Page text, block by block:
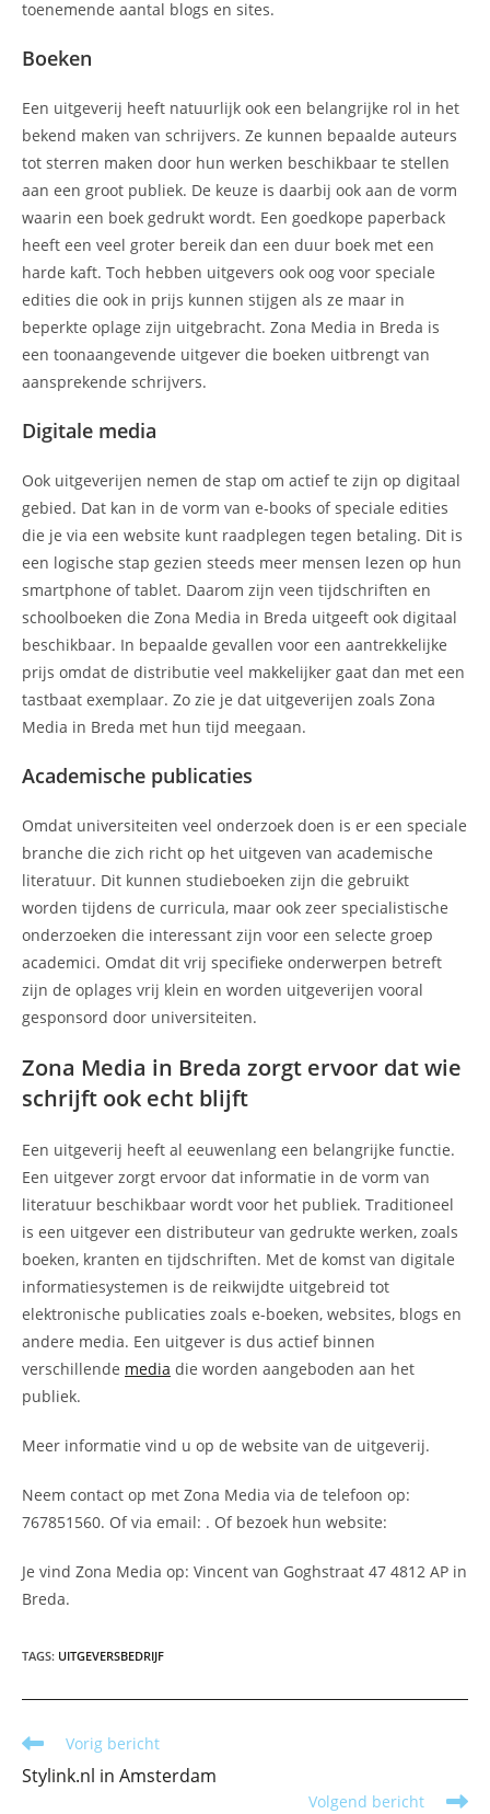
toenemende aantal blogs en sites.
Boeken
Een uitgeverij heeft natuurlijk ook een belangrijke rol in het
bekend maken van schrijvers. Ze kunnen bepaalde auteurs
tot sterren maken door hun werken beschikbaar te stellen
aan een groot publiek. De keuze is daarbij ook aan de vorm
waarin een boek gedrukt wordt. Een goedkope paperback
heeft een veel groter bereik dan een duur boek met een
harde kaft. Toch hebben uitgevers ook oog voor speciale
edities die ook in prijs kunnen stijgen als ze maar in
beperkte oplage zijn uitgebracht. Zona Media in Breda is
een toonaangevende uitgever die boeken uitbrengt van
aansprekende schrijvers.
Digitale media
Ook uitgeverijen nemen de stap om actief te zijn op digitaal
gebied. Dat kan in de vorm van e-books of speciale edities
die je via een website kunt raadplegen tegen betaling. Dit is
een logische stap gezien steeds meer mensen lezen op hun
smartphone of tablet. Daarom zijn veen tijdschriften en
schoolboeken die Zona Media in Breda uitgeeft ook digitaal
beschikbaar. In bepaalde gevallen voor een aantrekkelijke
prijs omdat de distributie veel makkelijker gaat dan met een
tastbaat exemplaar. Zo zie je dat uitgeverijen zoals Zona
Media in Breda met hun tijd meegaan.
Academische publicaties
Omdat universiteiten veel onderzoek doen is er een speciale
branche die zich richt op het uitgeven van academische
literatuur. Dit kunnen studieboeken zijn die gebruikt
worden tijdens de curricula, maar ook zeer specialistische
onderzoeken die interessant zijn voor een selecte groep
academici. Omdat dit vrij specifieke onderwerpen betreft
zijn de oplages vrij klein en worden uitgeverijen vooral
gesponsord door universiteiten.
Zona Media in Breda zorgt ervoor dat wie
schrijft ook echt blijft
Een uitgeverij heeft al eeuwenlang een belangrijke functie.
Een uitgever zorgt ervoor dat informatie in de vorm van
literatuur beschikbaar wordt voor het publiek. Traditioneel
is een uitgever een distributeur van gedrukte werken, zoals
boeken, kranten en tijdschriften. Met de komst van digitale
informatiesystemen is de reikwijdte uitgebreid tot
elektronische publicaties zoals e-boeken, websites, blogs en
andere media. Een uitgever is dus actief binnen
verschillende media die worden aangeboden aan het
publiek.
Meer informatie vind u op de website van de uitgeverij.
Neem contact op met Zona Media via de telefoon op:
767851560. Of via email: . Of bezoek hun website:
Je vind Zona Media op: Vincent van Goghstraat 47 4812 AP in
Breda.
TAGS: UITGEVERSBEDRIJF
Lees
meer
artikelen
Vorig bericht
Stylink.nl in Amsterdam
Volgend bericht